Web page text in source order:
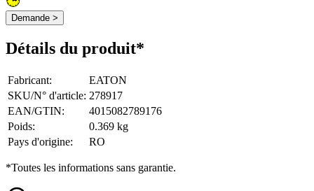
Demande >
Détails du produit*
Fabricant:
EATON
SKU/N° d'article: 278917
EAN/GTIN:
4015082789176
Poids:
0.369 kg
Pays d'origine: RO
*Toutes les informations sans garantie.